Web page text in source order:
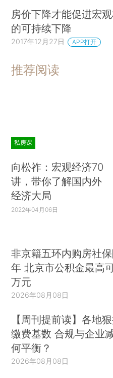
房价下降才能促进宏
的可持续下降
2017年12月27日 APP打开
推荐阅读
私房课
向松祚：宏观经济70
讲，带你了解国内外
经济大局
2022年04月06日
非京籍五环内购房社
年 北京市公积金最高
万元
2026年08月08日
【周刊提前读】各地
缴费基数 合规与企业
何平衡？
2026年08月08日